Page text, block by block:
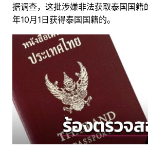
据调查，这批涉嫌非法获取泰国国
年10月1日获得泰国国籍的。